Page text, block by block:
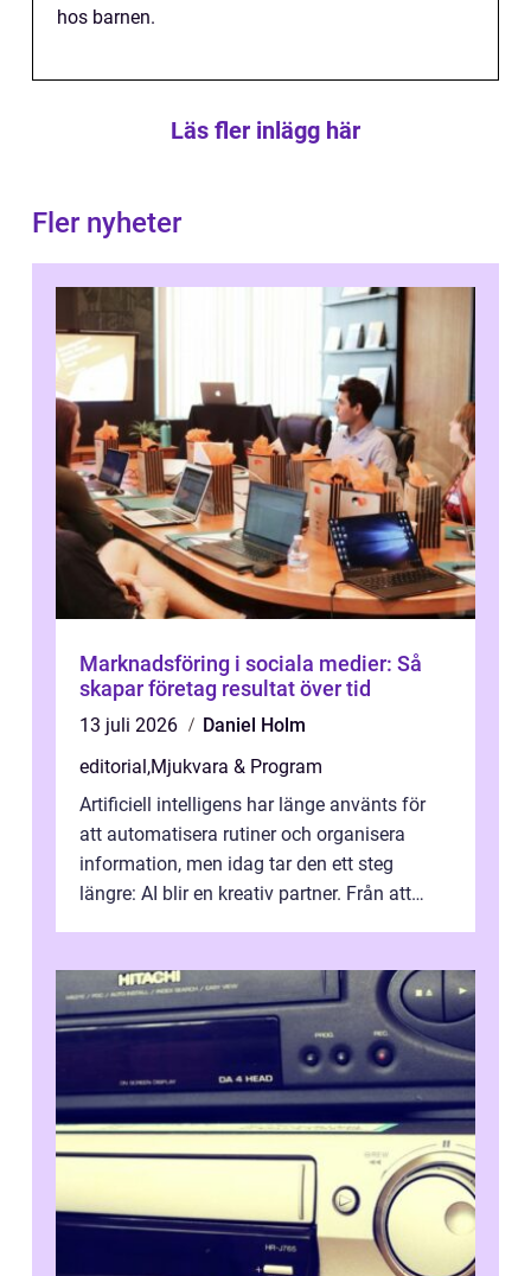
hos barnen.
Läs fler inlägg här
Fler nyheter
Marknadsföring i sociala medier: Så
skapar företag resultat över tid
13 juli 2026
Daniel Holm
editorial,Mjukvara & Program
Artificiell intelligens har länge använts för
att automatisera rutiner och organisera
information, men idag tar den ett steg
längre: AI blir en kreativ partner. Från att